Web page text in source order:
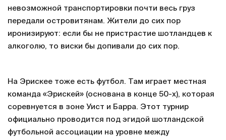
невозможной транспортировки почти весь груз
передали островитянам. Жители до сих пор
иронизируют: если бы не пристрастие шотландцев к
алкоголю, то виски бы допивали до сих пор.
На Эрискее тоже есть футбол. Там играет местная
команда «Эрискей» (основана в конце 50-х), которая
соревнуется в зоне Уист и Барра. Этот турнир
официально проводится под эгидой шотландской
футбольной ассоциации на уровне между